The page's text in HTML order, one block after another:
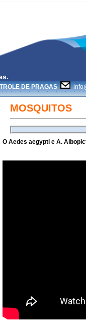
DE PRAGAS
MOSQUITOS
O Aedes aegypti e A.